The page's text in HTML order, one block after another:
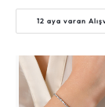
12 aya varan